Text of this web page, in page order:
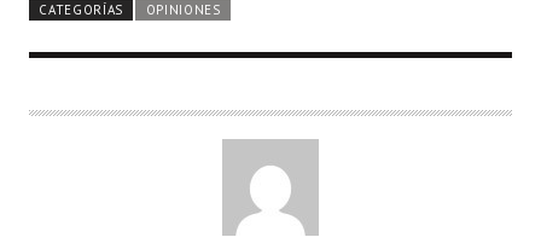
CATEGORÍAS OPINIONES